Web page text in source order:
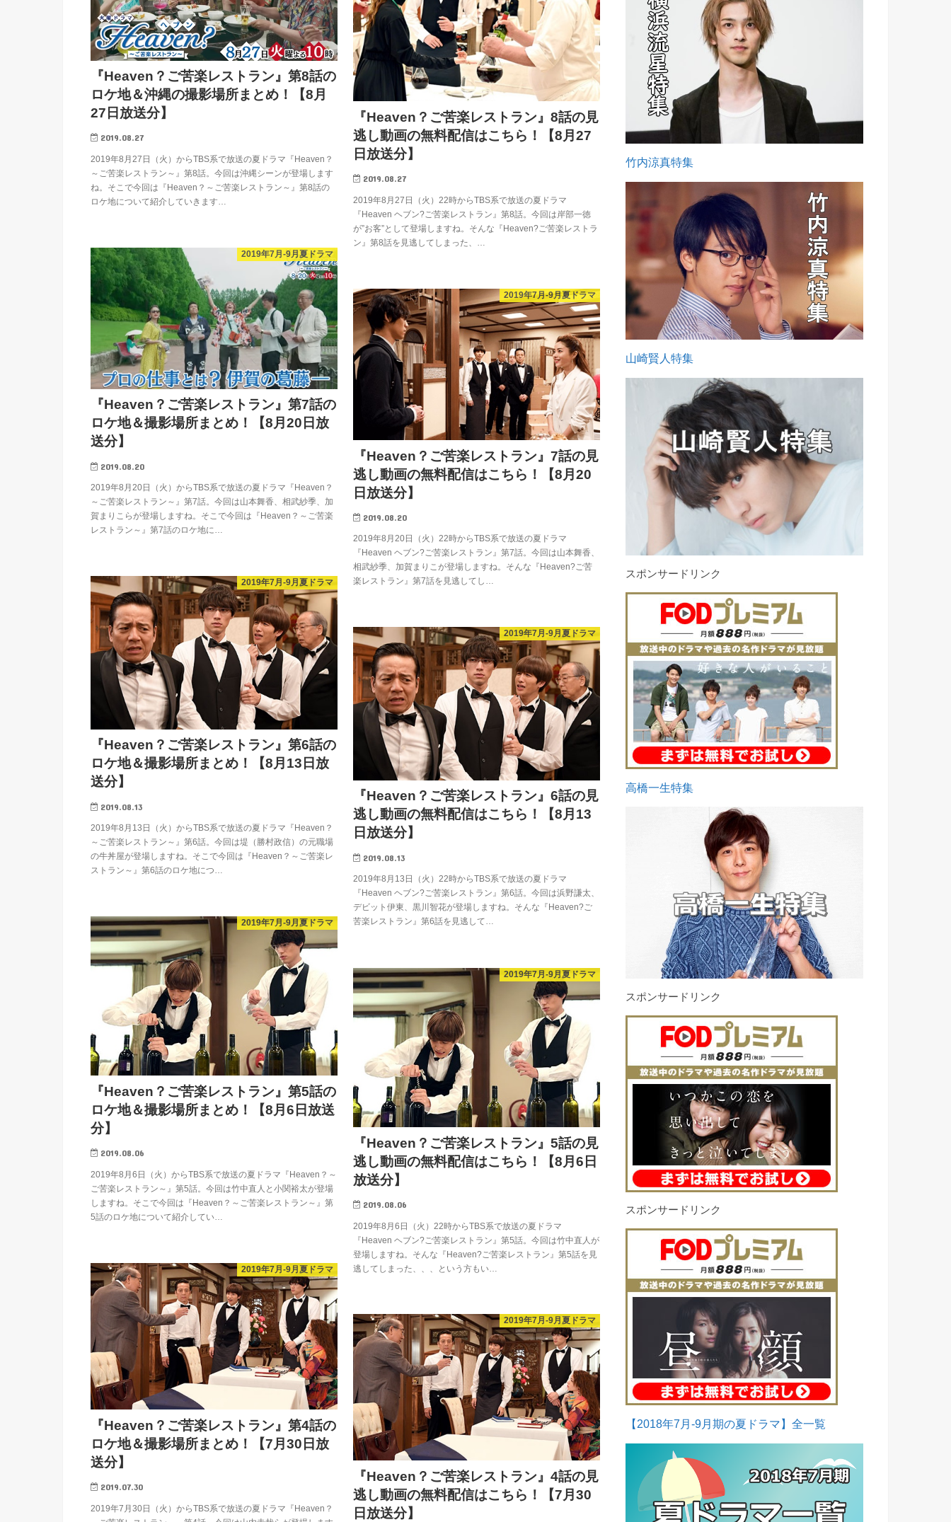
『Heaven？ご苦楽レストラン』第8話の
ロケ地＆沖縄の撮影場所まとめ！【8月
27日放送分】
2019.08.27
2019年8月27日（火）からTBS系で放送の夏ドラマ『Heaven？
～ご苦楽レストラン～』第8話。今回は沖縄シーンが登場します
ね。そこで今回は『Heaven？～ご苦楽レストラン～』第8話の
ロケ地について紹介していきます…
『Heaven？ご苦楽レストラン』8話の見
逃し動画の無料配信はこちら！【8月27
日放送分】
2019.08.27
2019年8月27日（火）22時からTBS系で放送の夏ドラマ
『Heaven ヘブン?ご苦楽レストラン』第8話。今回は岸部一徳
が”お客”として登場しますね。そんな『Heaven?ご苦楽レストラ
ン』第8話を見逃してしまった、…
2019年7月-9月夏ドラマ
『Heaven？ご苦楽レストラン』第7話の
ロケ地＆撮影場所まとめ！【8月20日放
送分】
2019.08.20
2019年8月20日（火）からTBS系で放送の夏ドラマ『Heaven？
～ご苦楽レストラン～』第7話。今回は山本舞香、相武紗季、加
賀まりこらが登場しますね。そこで今回は『Heaven？～ご苦楽
レストラン～』第7話のロケ地に…
2019年7月-9月夏ドラマ
『Heaven？ご苦楽レストラン』7話の見
逃し動画の無料配信はこちら！【8月20
日放送分】
2019.08.20
2019年8月20日（火）22時からTBS系で放送の夏ドラマ
『Heaven ヘブン?ご苦楽レストラン』第7話。今回は山本舞香、
相武紗季、加賀まりこが登場しますね。そんな『Heaven?ご苦
楽レストラン』第7話を見逃してし…
2019年7月-9月夏ドラマ
『Heaven？ご苦楽レストラン』第6話の
ロケ地＆撮影場所まとめ！【8月13日放
送分】
2019.08.13
2019年8月13日（火）からTBS系で放送の夏ドラマ『Heaven？
～ご苦楽レストラン～』第6話。今回は堤（勝村政信）の元職場
の牛丼屋が登場しますね。そこで今回は『Heaven？～ご苦楽レ
ストラン～』第6話のロケ地につ…
2019年7月-9月夏ドラマ
『Heaven？ご苦楽レストラン』6話の見
逃し動画の無料配信はこちら！【8月13
日放送分】
2019.08.13
2019年8月13日（火）22時からTBS系で放送の夏ドラマ
『Heaven ヘブン?ご苦楽レストラン』第6話。今回は浜野謙太、
デビット伊東、黒川智花が登場しますね。そんな『Heaven?ご
苦楽レストラン』第6話を見逃して…
2019年7月-9月夏ドラマ
『Heaven？ご苦楽レストラン』第5話の
ロケ地＆撮影場所まとめ！【8月6日放送
分】
2019.08.06
2019年8月6日（火）からTBS系で放送の夏ドラマ『Heaven？～
ご苦楽レストラン～』第5話。今回は竹中直人と小関裕太が登場
しますね。そこで今回は『Heaven？～ご苦楽レストラン～』第
5話のロケ地について紹介してい…
2019年7月-9月夏ドラマ
『Heaven？ご苦楽レストラン』5話の見
逃し動画の無料配信はこちら！【8月6日
放送分】
2019.08.06
2019年8月6日（火）22時からTBS系で放送の夏ドラマ
『Heaven ヘブン?ご苦楽レストラン』第5話。今回は竹中直人が
登場しますね。そんな『Heaven?ご苦楽レストラン』第5話を見
逃してしまった、、、という方もい…
2019年7月-9月夏ドラマ
『Heaven？ご苦楽レストラン』第4話の
ロケ地＆撮影場所まとめ！【7月30日放
送分】
2019.07.30
2019年7月30日（火）からTBS系で放送の夏ドラマ『Heaven？
2019年7月-9月夏ドラマ
『Heaven？ご苦楽レストラン』4話の見
逃し動画の無料配信はこちら！【7月30
日放送分】
竹内涼真特集
山崎賢人特集
スポンサードリンク
高橋一生特集
スポンサードリンク
スポンサードリンク
【2018年7月-9月期の夏ドラマ】全一覧